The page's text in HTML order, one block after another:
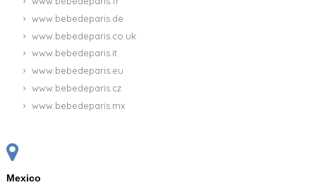
www.bebedeparis.de
www.bebedeparis.co.uk
www.bebedeparis.it
www.bebedeparis.eu
www.bebedeparis.cz
www.bebedeparis.mx
Mexico